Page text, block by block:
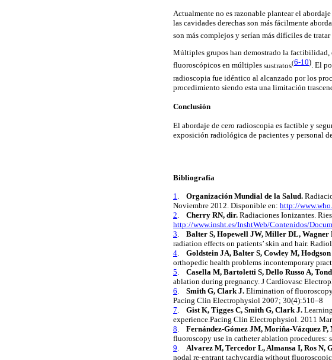
Actualmente no es razonable plantear el
las cavidades derechas son más fácilmente
son más complejos y serían más difíciles de tratar
Múltiples grupos han demostrado la factibilidad,
fluoroscópicos en múltiples sustratos(6-10). El
radioscopia fue idéntico al alcanzado por los
procedimiento siendo esta una limitación
Conclusión
El abordaje de cero radioscopia es factible y
exposición radiológica de pacientes y personal
Bibliografía
1. Organización Mundial de la Salud.
Noviembre 2012. Disponible en: http://
2. Cherry RN, dir. Radiaciones Ionizantes.
http://www.insht.es/InshtWeb/Contenidos/
3. Balter S, Hopewell JW, Miller DL, Wagner
radiation effects on patients’ skin and hair.
4. Goldstein JA, Balter S, Cowley M, Hodgson
orthopedic health problems incontemporary
5. Casella M, Bartoletti S, Dello Russo A,
ablation during pregnancy. J Cardiovasc
6. Smith G, Clark J. Elimination of
Pacing Clin Electrophysiol 2007; 30(4):510–8
7. GistK, Tigges C, Smith G, Clark J. Learning
experience.Pacing Clin Electrophysiol. 2011 Mar
8. Fernández-Gómez JM, Moriña-Vázquez P,
fluoroscopy use in catheter ablation procedures:
9. Alvarez M, Tercedor L, Almansa I, Ros N,
nodal re-entrant tachycardia without fluoroscopic